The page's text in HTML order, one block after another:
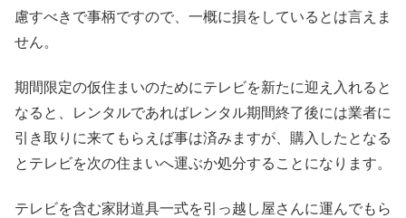
慮すべきで事柄ですので、一概に損をしているとは言えま
せん。
期間限定の仮住まいのためにテレビを新たに迎え入れると
なると、レンタルであればレンタル期間終了後には業者に
引き取りに来てもらえば事は済みますが、購入したとなる
とテレビを次の住まいへ運ぶか処分することになります。
テレビを含む家財道具一式を引っ越し屋さんに運んでもら